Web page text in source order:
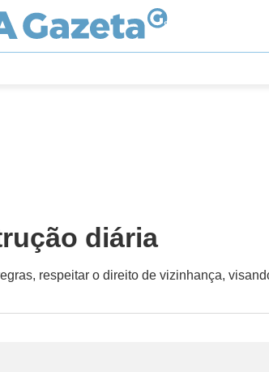
diária
respeitar o direito de vizinhança,